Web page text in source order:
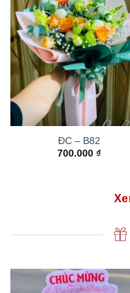
ĐC – B82
700.000 ₫